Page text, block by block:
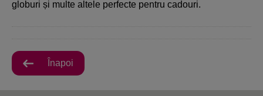
globuri și multe altele perfecte pentru cadouri.
Înapoi